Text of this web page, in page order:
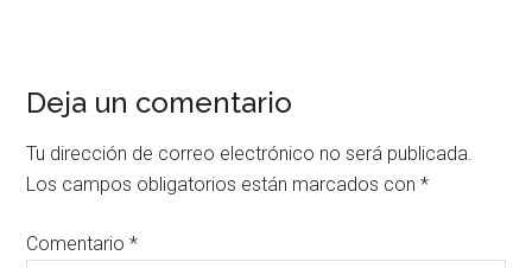
Deja un comentario
Tu dirección de correo electrónico no será publicada.
Los campos obligatorios están marcados con*
Comentario*